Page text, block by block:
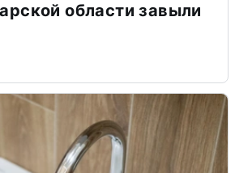
области завыли